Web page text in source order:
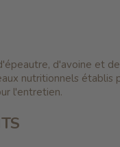
d'avoine et
nutritionnels établis
l'entretien.